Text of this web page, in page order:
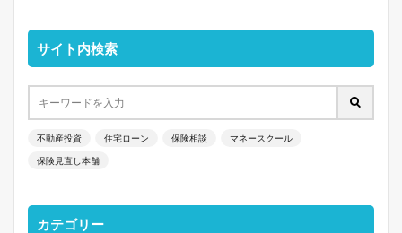
サイト内検索
不動産投資 住宅ローン 保険相談 マネースクール
保険見直し本舗
カテゴリー